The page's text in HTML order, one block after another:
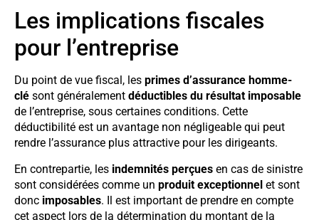
Les implications fiscales
pour l’entreprise
Du point de vue fiscal, les primes d’assurance homme-
clé sont généralement déductibles du résultat imposable
de l’entreprise, sous certaines conditions. Cette
déductibilité est un avantage non négligeable qui peut
rendre l’assurance plus attractive pour les dirigeants.
En contrepartie, les indemnités perçues en cas de sinistre
sont considérées comme un produit exceptionnel et sont
donc imposables. Il est important de prendre en compte
cet aspect lors de la détermination du montant de la